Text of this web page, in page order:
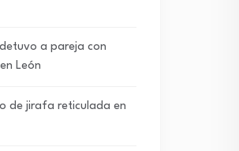
a pareja con
León
de jirafa reticulada en